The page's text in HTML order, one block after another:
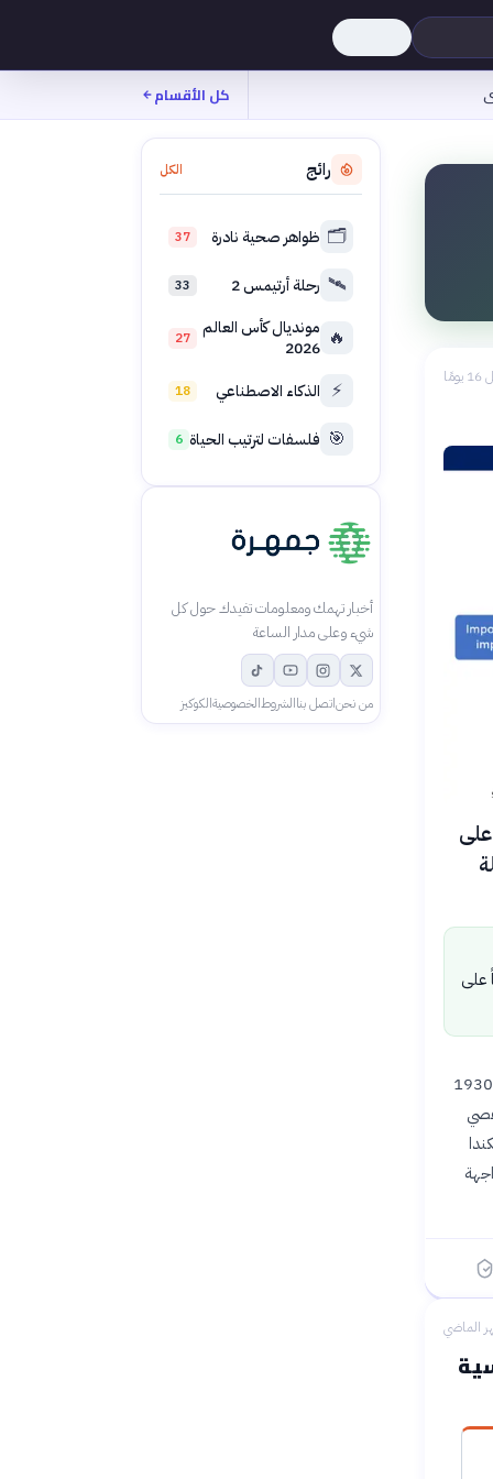
كل الأقسام
فرض رسوم جمركية بنسبة 50% على
على
وقع الرئيس الأمريكي دونالد ترامب ثلاثة أوامر لفرض هذه الرسوم، مستندًا إلى قانون تجاري يعود لعام 1930
وعصي
الماضي
رائج الكل
🗂️ ظواهر صحية نادرة 37
🛰️ رحلة أرتيمس 2 33
🔥 مونديال كأس العالم
2026
27
⚡ الذكاء الاصطناعي 18
🎯 فلسفات لترتيب الحياة 6
أخبار تهمك ومعلومات تفيدك حول كل
شيء وعلى مدار الساعة
من نحناتصل بناالشروطالخصوصيةالكوكيز